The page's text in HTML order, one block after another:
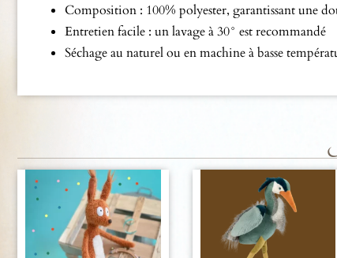
Composition : 100% polyester, garantissant une
Entretien facile : un lavage à 30° est recommandé
Séchage au naturel ou en machine à basse